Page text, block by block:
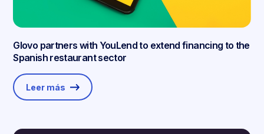
Glovo partners with YouLend to extend financing to the
Spanish restaurant sector
Leer más